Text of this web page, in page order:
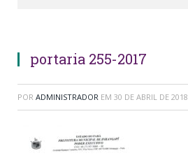
portaria 255-2017
POR ADMINISTRADOR EM 30 DE ABRIL DE 2018